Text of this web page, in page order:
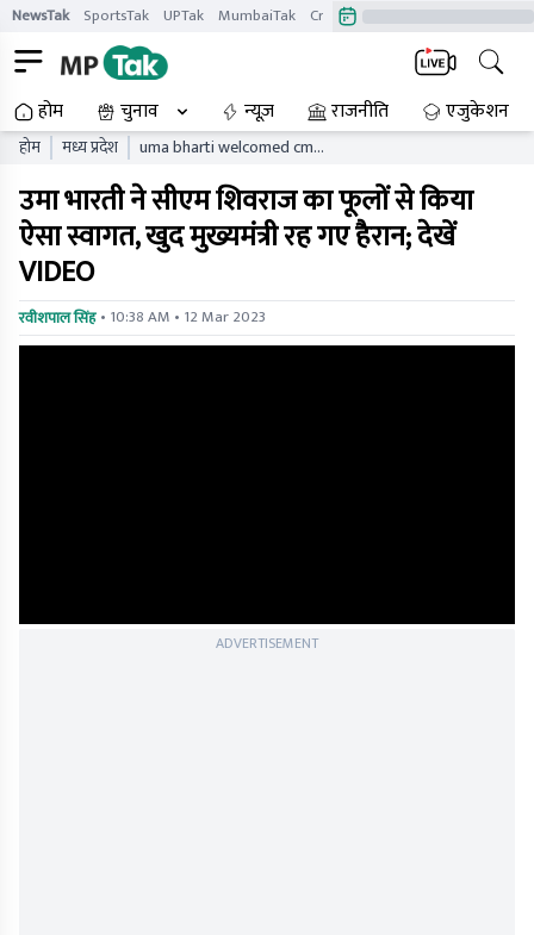
NewsTak SportsTak UPTak MumbaiTak CrimeTak
होम चुनाव न्यूज़ राजनीति एजुकेशन
होम मध्य प्रदेश
uma bharti welcomed cm
minister himself was
surprised video viral
उमा भारती ने सीएम शिवराज का फूलों से किया
ऐसा स्वागत, खुद मुख्यमंत्री रह गए हैरान; देखें
VIDEO
रवीशपाल सिंह • 10:38 AM • 12 Mar 2023
ADVERTISEMENT